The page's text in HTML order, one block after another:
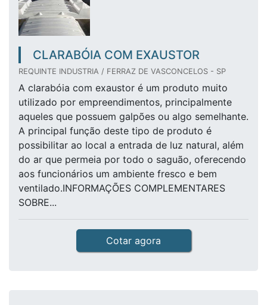
CLARABÓIA COM EXAUSTOR
REQUINTE INDUSTRIA / FERRAZ DE VASCONCELOS - SP
A clarabóia com exaustor é um produto muito
utilizado por empreendimentos, principalmente
aqueles que possuem galpões ou algo semelhante.
A principal função deste tipo de produto é
possibilitar ao local a entrada de luz natural, além
do ar que permeia por todo o saguão, oferecendo
aos funcionários um ambiente fresco e bem
ventilado.INFORMAÇÕES COMPLEMENTARES
SOBRE...
Cotar agora